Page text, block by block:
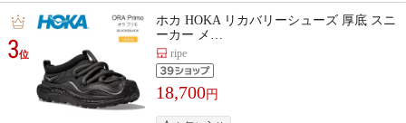
3位
ホカ HOKA リカバリーシューズ 厚底 スニ
ーカー メ…
ripe
18,700円